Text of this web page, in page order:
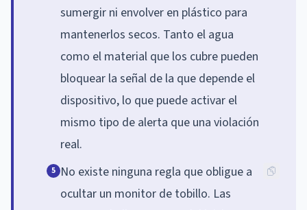
sumergir ni envolver en plástico para
mantenerlos secos. Tanto el agua
como el material que los cubre pueden
bloquear la señal de la que depende el
dispositivo, lo que puede activar el
mismo tipo de alerta que una violación
real.
5 No existe ninguna regla que obligue a
ocultar un monitor de tobillo. Las